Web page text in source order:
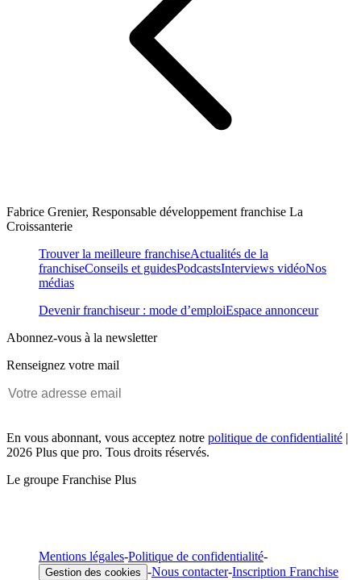
Fabrice Grenier, Responsable développement franchise La
Croissanterie
Trouver la meilleure franchiseActualités de la
franchiseConseils et guidesPodcastsInterviews vidéoNos
médias
Devenir franchiseur : mode d’emploiEspace annonceur
Abonnez-vous à la newsletter
Renseignez votre mail
En vous abonnant, vous acceptez notre politique de confidentialité |
2026 Plus que pro. Tous droits réservés.
Le groupe Franchise Plus
Mentions légales-Politique de confidentialité-
Gestion des cookies -Nous contacter-Inscription Franchise